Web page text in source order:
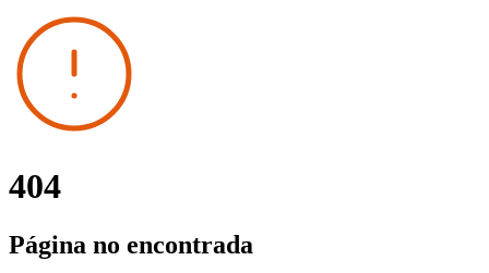
404
Página no encontrada